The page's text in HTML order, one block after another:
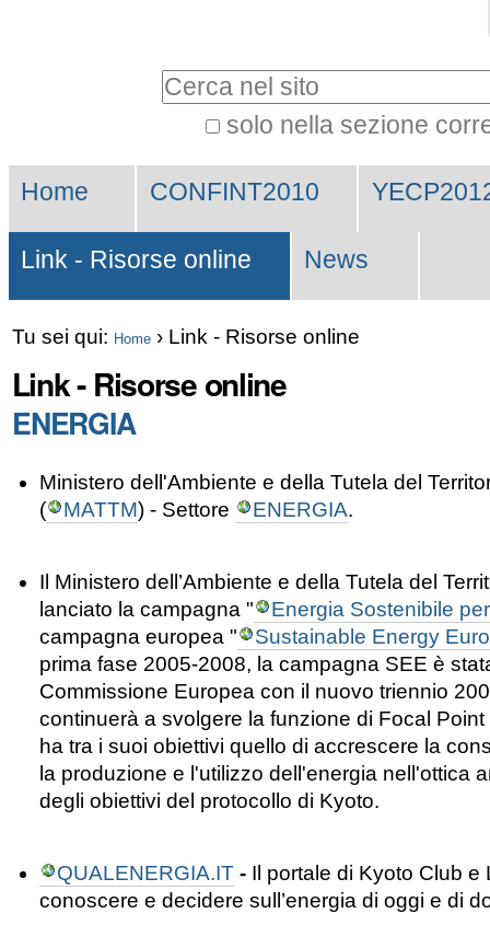
Spostati
sulla
navigazione
solo nella sezione
avanzata…
Sezioni
Home CONFINT2010
Link - Risorse online News
Tu sei qui: Home › Link - Risorse online
Link - Risorse online
ENERGIA
Ministero dell'Ambiente e della Tutela del
(
MATTM) - Settore ENERGIA.
Il Ministero dell’Ambiente e della Tutela del
lanciato la campagna "
Energia Sostenibile
campagna europea "
Sustainable Energy
prima fase 2005-2008, la campagna SEE è
Commissione Europea con il nuovo triennio
continuerà a svolgere la funzione di Focal
ha tra i suoi obiettivi quello di accrescere la
la produzione e l'utilizzo dell'energia nell'ottica
degli obiettivi del protocollo di Kyoto.
QUALENERGIA.IT - Il portale di Kyoto Club e
conoscere e decidere sull’energia di oggi e di